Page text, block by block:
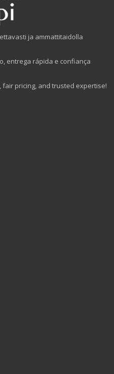
ja ammattitaidolla
entrega rápida e confiança
pricing, and trusted expertise!